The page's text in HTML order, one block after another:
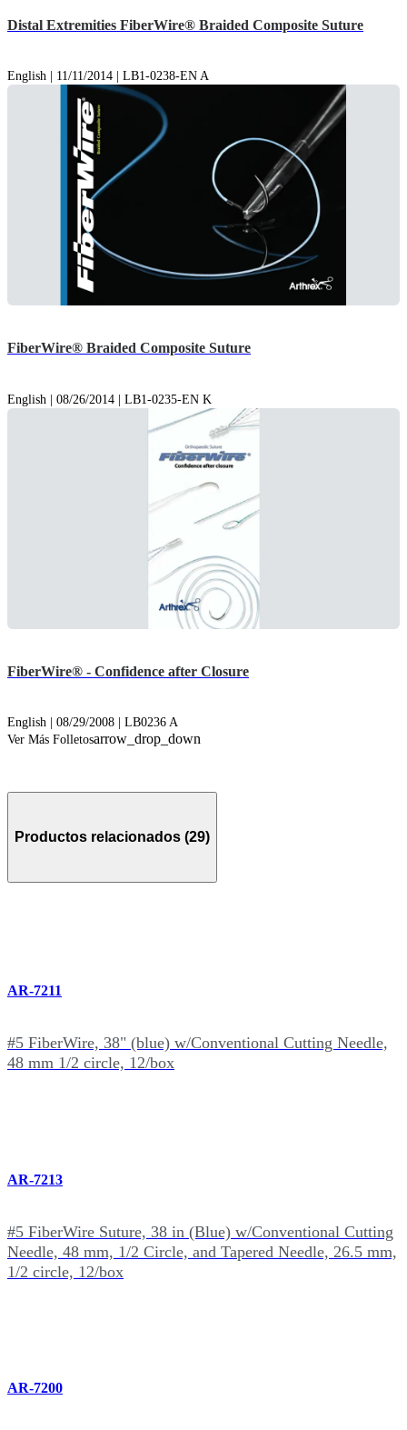
Distal Extremities FiberWire® Braided Composite Suture
English | 11/11/2014 | LB1-0238-EN A
FiberWire® Braided Composite Suture
English | 08/26/2014 | LB1-0235-EN K
FiberWire® - Confidence after Closure
English | 08/29/2008 | LB0236 A
Ver Más Folletosarrow_drop_down
Productos relacionados (29)
AR-7211
#5 FiberWire, 38" (blue) w/Conventional Cutting Needle,
48 mm 1/2 circle, 12/box
AR-7213
#5 FiberWire Suture, 38 in (Blue) w/Conventional Cutting
Needle, 48 mm, 1/2 Circle, and Tapered Needle, 26.5 mm,
1/2 circle, 12/box
AR-7200